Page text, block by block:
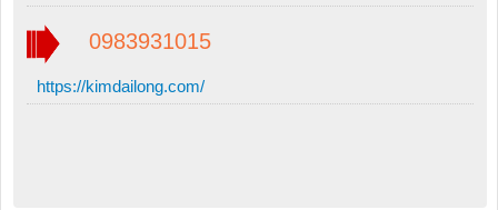
0983931015
https://kimdailong.com/